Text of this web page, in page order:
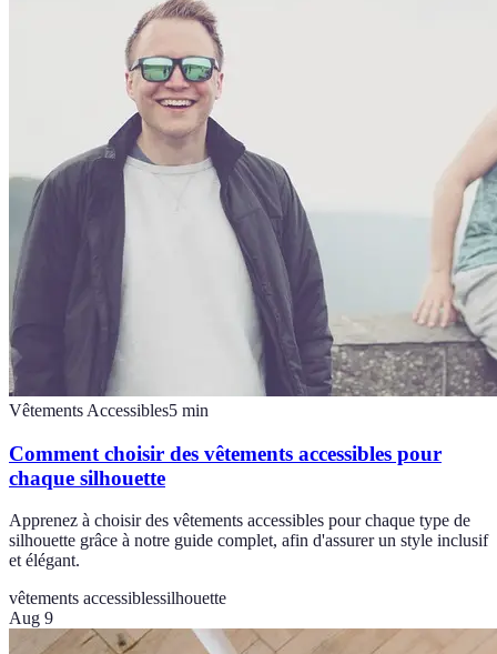
Vêtements Accessibles5 min
Comment choisir des vêtements accessibles pour
chaque silhouette
Apprenez à choisir des vêtements accessibles pour chaque type de
silhouette grâce à notre guide complet, afin d'assurer un style inclusif
et élégant.
vêtements accessiblessilhouette
Aug 9